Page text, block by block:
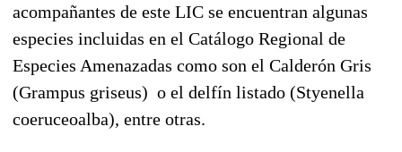
acompañantes de este LIC se encuentran algunas
especies incluidas en el Catálogo Regional de
Especies Amenazadas como son el Calderón Gris
(Grampus griseus) o el delfín listado (Styenella
coeruceoalba), entre otras.